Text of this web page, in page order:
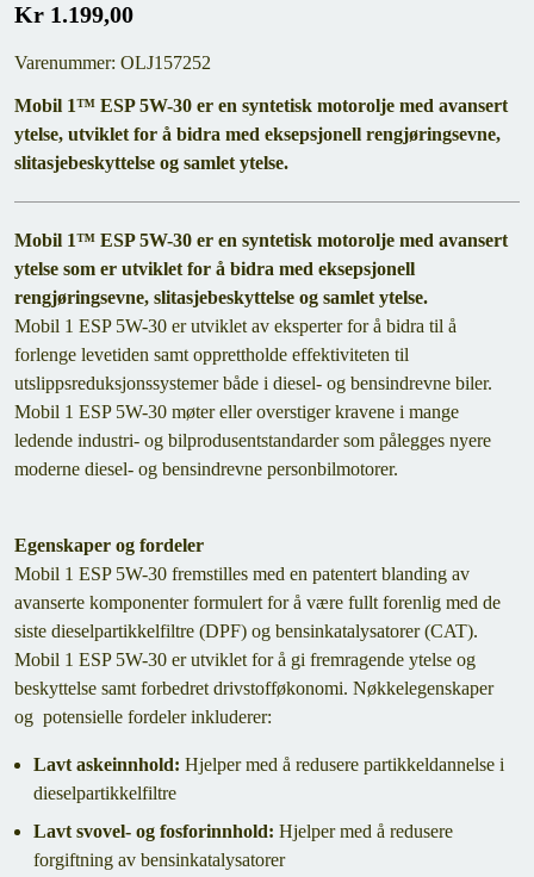
Kr 1.199,00
Varenummer: OLJ157252
Mobil 1™ ESP 5W-30 er en syntetisk motorolje med avansert
ytelse, utviklet for å bidra med eksepsjonell rengjøringsevne,
slitasjebeskyttelse og samlet ytelse.
Mobil 1™ ESP 5W-30 er en syntetisk motorolje med avansert
ytelse som er utviklet for å bidra med eksepsjonell
rengjøringsevne, slitasjebeskyttelse og samlet ytelse.
Mobil 1 ESP 5W-30 er utviklet av eksperter for å bidra til å
forlenge levetiden samt opprettholde effektiviteten til
utslippsreduksjonssystemer både i diesel- og bensindrevne biler.
Mobil 1 ESP 5W-30 møter eller overstiger kravene i mange
ledende industri- og bilprodusentstandarder som pålegges nyere
moderne diesel- og bensindrevne personbilmotorer.
Egenskaper og fordeler
Mobil 1 ESP 5W-30 fremstilles med en patentert blanding av
avanserte komponenter formulert for å være fullt forenlig med de
siste dieselpartikkelfiltre (DPF) og bensinkatalysatorer (CAT).
Mobil 1 ESP 5W-30 er utviklet for å gi fremragende ytelse og
beskyttelse samt forbedret drivstofføkonomi. Nøkkelegenskaper
og potensielle fordeler inkluderer:
Lavt askeinnhold: Hjelper med å redusere partikkeldannelse i
dieselpartikkelfiltre
Lavt svovel- og fosforinnhold: Hjelper med å redusere
forgiftning av bensinkatalysatorer